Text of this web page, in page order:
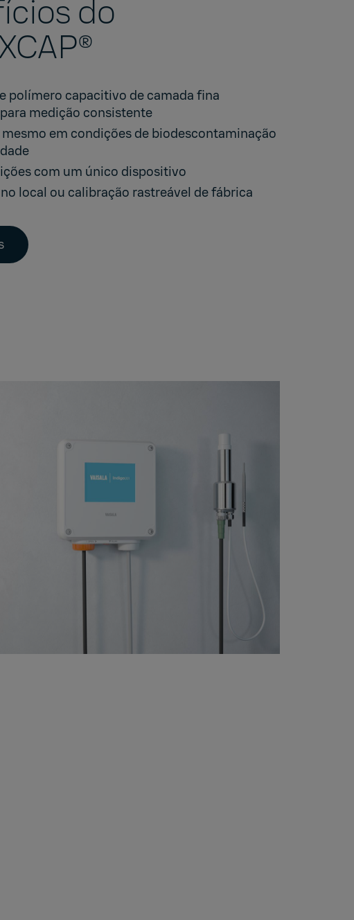
do
polímero capacitivo de camada fina
medição consistente
mesmo em condições de biodescontaminação
com um único dispositivo
local ou calibração rastreável de fábrica